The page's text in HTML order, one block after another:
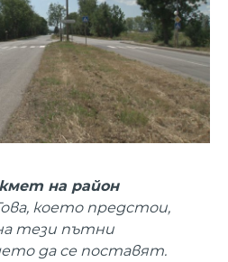
на район
което предстои,
тези пътни
да се поставят.